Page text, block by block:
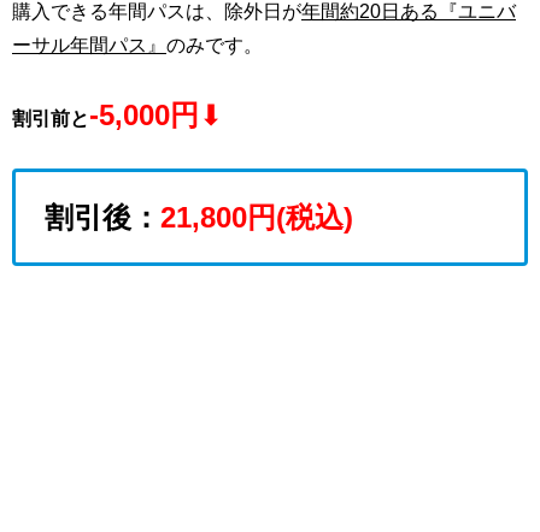
購入できる年間パスは、除外日が年間約20日ある『ユニバ
ーサル年間パス』 のみです。
割引前と-5,000円 ⬇︎
割引後： 21,800円(税込)